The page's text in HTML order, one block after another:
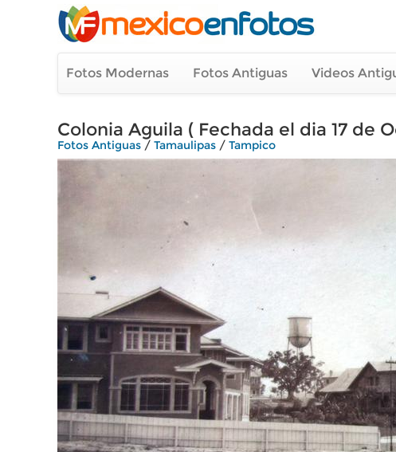
Fotos Modernas Fotos Antiguas Videos
Colonia Aguila ( Fechada el dia 17 de
Fotos Antiguas / Tamaulipas / Tampico